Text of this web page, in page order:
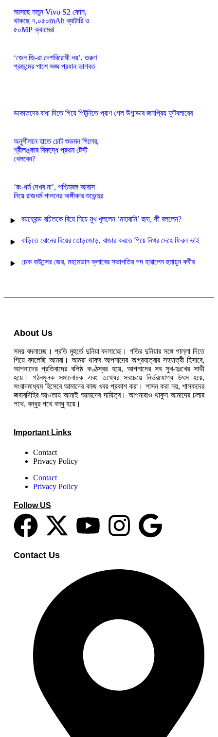
আসছে নতুন Vivo S2 ফোন,
থাকছে ৭,০৫০mAh ব্যাটারি ও
৫০MP ক্যামেরা
‘জেন জি-রা দেশবিরোধী নয়’, তরুণ
প্রজন্মের পাশে সঙ্ঘ প্রধান ভাগবত
ডাকাতদের বাধা দিতে গিয়ে পিটুনিতে প্রাণ গেল উগান্ডার জনপ্রিয় ফুটবলারের
অনুশীলনে হাতে চোট শুভমন গিলের,
শ্রীলঙ্কার বিরুদ্ধে প্রথম টেস্ট
খেলবেন?
‘রং-ধর্ম দেখব না’, পশ্চিমবঙ্গ আবাস
নিয়ে রাজধর্ম পালনের অঙ্গীকার শুভেন্দুর
বয়ফ্রেন্ড রচিতকে বিয়ে নিয়ে মুখ খুললেন ‘মহারানি’ হুমা, কী বললেন?
বাড়িতে বোনের বিয়ের তোড়জোড়, বাজার করতে গিয়ে নিথর দেহে ফিরল ভাই
চেক বাউন্সের জের, মহমেডান ক্লাবের সভাপতির পদ হারালেন হুমায়ুন কবীর
About Us
সময় বদলাচ্ছে। প্রতি মুহুর্তে দুনিয়া বদলাচ্ছে। গতির দুনিয়ার সঙ্গে পাল্লা দিতে
গিয়ে বদলেছি আমরা। আমরা থাকব আপনাদের অগ্রযাত্রার সহযাত্রী হিসাবে,
আপনাদের প্রতিবাদের বলিষ্ঠ কণ্ঠস্বর হয়ে, আপনাদের সব সুখ-দুঃখের সাথী
হয়ে। গঠনমূলক সমালোচক এবং তথ্যের সবচেয়ে নির্ভরযোগ্য উ‍ৎস হয়ে,
সংবাদমাধ্যম হিসেবে আমাদের কাজ খবর প্রকাশ করা। শাসন করা নয়, শাসকদের
জবাবদিহির আওতায় আনাই আমাদের দায়িত্ব। আপনারাও থাকুন আমাদের চলার
পথে, বন্ধুর পথে বন্ধু হয়ে।
Important Links
Contact
Privacy Policy
Contact
Privacy Policy
Follow US
Contact Us